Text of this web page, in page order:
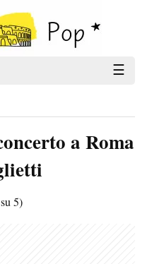
☰
a Roma
su 5)